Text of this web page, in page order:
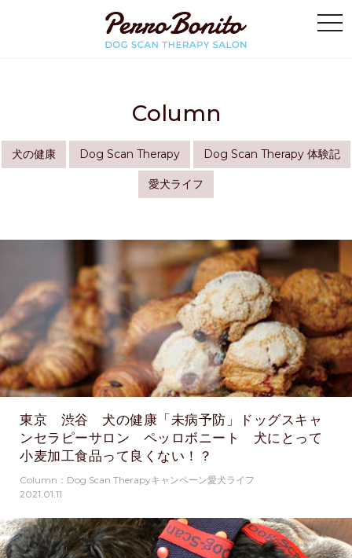
Column
犬の健康 Dog Scan Therapy Dog Scan Therapy 体験記
愛犬ライフ
東京 渋谷 犬の健康「未病予防」ドッグスキャ
ンセラピーサロン ペッロボニート 犬にとって
小麦加工食品って良くない！？
Column：Dog Scan Therapyキャンペーン愛犬ライフ
2021.01.11